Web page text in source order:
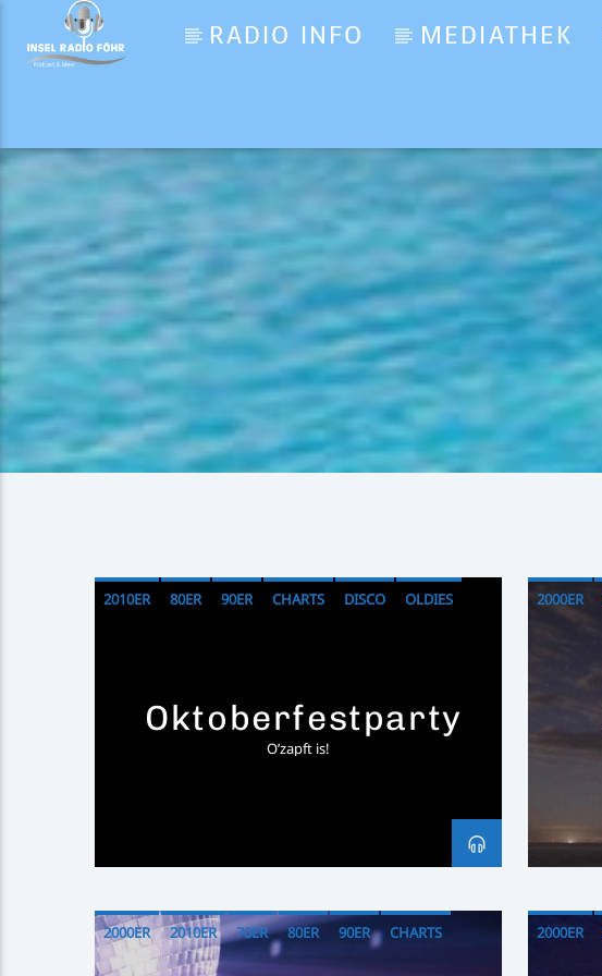
RADIO INFO MEDIATHEK
Aktueller Titel
Aquamarin Cafe und Bistro
2010ER 80ER 90ER CHARTS DISCO
OLDIES
Oktoberfestparty
O’zapft is!
2000ER
2000ER 2010ER 70ER 80ER 90ER
CHARTS
TOP40
2000ER